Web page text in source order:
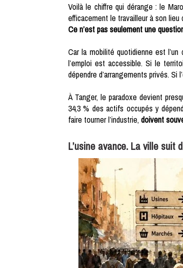
Voilà le chiffre qui dérange : le
efficacement le travailleur à son lieu
Ce n’est pas seulement une
Car la mobilité quotidienne est
l’emploi est accessible. Si le
dépendre d’arrangements privés.
À Tanger, le paradoxe devient
34,3 % des actifs occupés y
faire tourner l’industrie, doivent
L’usine avance. La ville suit